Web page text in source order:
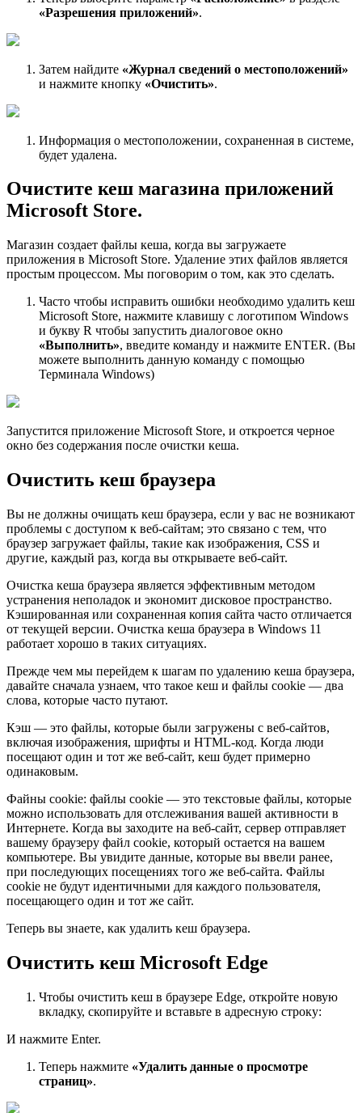
«Разрешения приложений».
Затем найдите «Журнал сведений о местоположений»
и нажмите кнопку «Очистить».
Информация о местоположении, сохраненная в системе,
будет удалена.
Очистите кеш магазина приложений
Microsoft Store.
Магазин создает файлы кеша, когда вы загружаете
приложения в Microsoft Store. Удаление этих файлов является
простым процессом. Мы поговорим о том, как это сделать.
Часто чтобы исправить ошибки необходимо удалить кеш
Microsoft Store, нажмите клавишу с логотипом Windows
и букву R чтобы запустить диалоговое окно
«Выполнить», введите команду и нажмите ENTER. (Вы
можете выполнить данную команду с помощью
Терминала Windows)
Запустится приложение Microsoft Store, и откроется черное
окно без содержания после очистки кеша.
Очистить кеш браузера
Вы не должны очищать кеш браузера, если у вас не возникают
проблемы с доступом к веб-сайтам; это связано с тем, что
браузер загружает файлы, такие как изображения, CSS и
другие, каждый раз, когда вы открываете веб-сайт.
Очистка кеша браузера является эффективным методом
устранения неполадок и экономит дисковое пространство.
Кэшированная или сохраненная копия сайта часто отличается
от текущей версии. Очистка кеша браузера в Windows 11
работает хорошо в таких ситуациях.
Прежде чем мы перейдем к шагам по удалению кеша браузера,
давайте сначала узнаем, что такое кеш и файлы cookie — два
слова, которые часто путают.
Кэш — это файлы, которые были загружены с веб-сайтов,
включая изображения, шрифты и HTML-код. Когда люди
посещают один и тот же веб-сайт, кеш будет примерно
одинаковым.
Файны cookie: файлы cookie — это текстовые файлы, которые
можно использовать для отслеживания вашей активности в
Интернете. Когда вы заходите на веб-сайт, сервер отправляет
вашему браузеру файл cookie, который остается на вашем
компьютере. Вы увидите данные, которые вы ввели ранее,
при последующих посещениях того же веб-сайта. Файлы
cookie не будут идентичными для каждого пользователя,
посещающего один и тот же сайт.
Теперь вы знаете, как удалить кеш браузера.
Очистить кеш Microsoft Edge
Чтобы очистить кеш в браузере Edge, откройте новую
вкладку, скопируйте и вставьте в адресную строку:
И нажмите Enter.
Теперь нажмите «Удалить данные о просмотре
страниц».